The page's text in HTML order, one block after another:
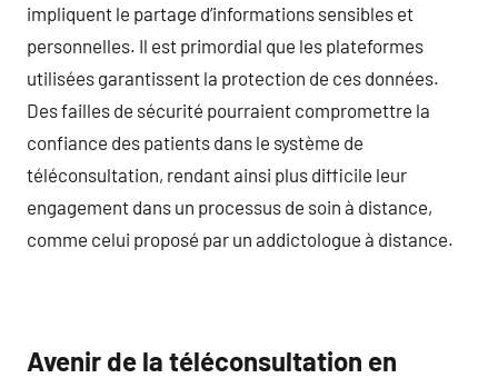
impliquent le partage d’informations sensibles et
personnelles. Il est primordial que les plateformes
utilisées garantissent la protection de ces données.
Des failles de sécurité pourraient compromettre la
confiance des patients dans le système de
téléconsultation, rendant ainsi plus difficile leur
engagement dans un processus de soin à distance,
comme celui proposé par un addictologue à distance.
Avenir de la téléconsultation en